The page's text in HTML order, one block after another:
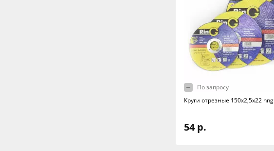
По запросу
Круги отрезные 150х2,5х22 nng
54 р.